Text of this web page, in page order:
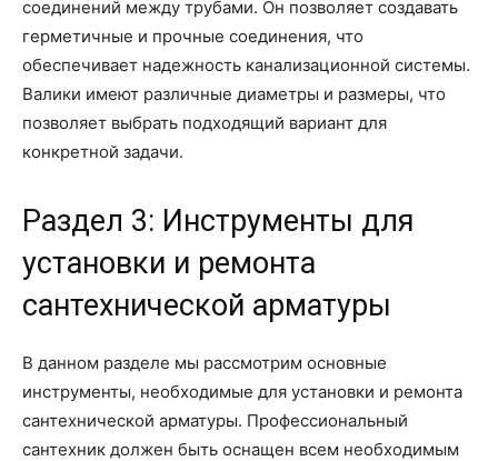
соединений между трубами. Он позволяет создавать
герметичные и прочные соединения, что
обеспечивает надежность канализационной системы.
Валики имеют различные диаметры и размеры, что
позволяет выбрать подходящий вариант для
конкретной задачи.
Раздел 3: Инструменты для
установки и ремонта
сантехнической арматуры
В данном разделе мы рассмотрим основные
инструменты, необходимые для установки и ремонта
сантехнической арматуры. Профессиональный
сантехник должен быть оснащен всем необходимым